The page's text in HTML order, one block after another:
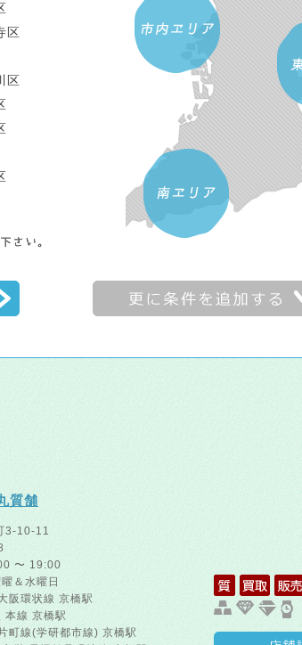
区
区
質舗
3-10-11
〜 19:00
＆水曜日
阪環状線 京橋駅
本線
町線(学研都市線) 京橋駅